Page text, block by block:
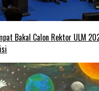
Bakal Calon Rektor ULM